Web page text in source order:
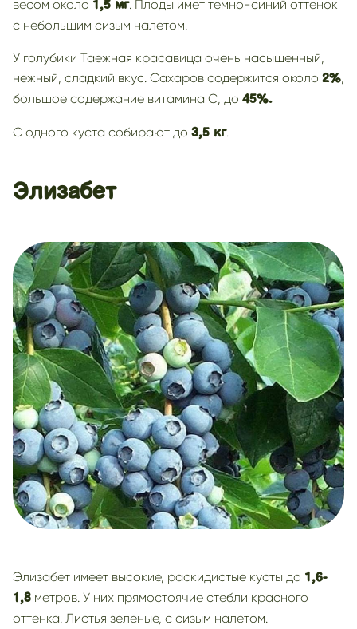
весом около 1,5 мг. Плоды имет темно-синий оттенок
с небольшим сизым налетом.
У голубики Таежная красавица очень насыщенный,
нежный, сладкий вкус. Сахаров содержится около 2%,
большое содержание витамина С, до 45%.
С одного куста собирают до 3,5 кг.
Элизабет
Элизабет имеет высокие, раскидистые кусты до 1,6-
1,8 метров. У них прямостоячие стебли красного
оттенка. Листья зеленые, с сизым налетом.